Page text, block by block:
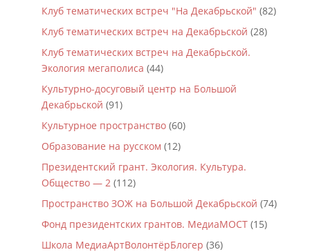
Клуб тематических встреч "На Декабрьской" (82)
Клуб тематических встреч на Декабрьской (28)
Клуб тематических встреч на Декабрьской.
Экология мегаполиса (44)
Культурно-досуговый центр на Большой
Декабрьской (91)
Культурное пространство(60)
Образование на русском (12)
Президентский грант. Экология. Культура.
Общество — 2(112)
Пространство ЗОЖ на Большой Декабрьской (74)
Фонд президентских грантов. МедиаМОСТ(15)
Школа МедиаАртВолонтёрБлогер (36)